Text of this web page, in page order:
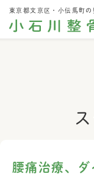
東京都文京区・小伝馬町の
腰痛治療、ダ